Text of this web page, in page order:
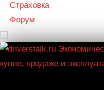
Страховка
Форум